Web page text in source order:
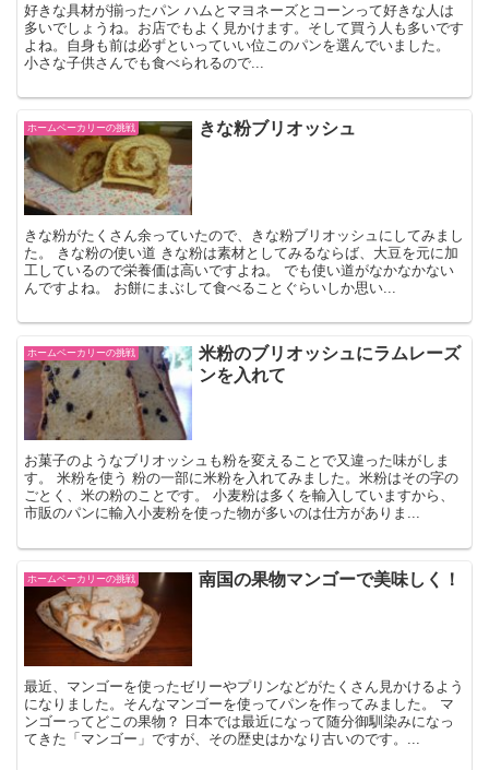
好きな具材が揃ったパン ハムとマヨネーズとコーンって好きな人は
多いでしょうね。お店でもよく見かけます。そして買う人も多いです
よね。自身も前は必ずといっていい位このパンを選んでいました。
小さな子供さんでも食べられるので...
ホームベーカリーの挑戦 きな粉ブリオッシュ
きな粉がたくさん余っていたので、きな粉ブリオッシュにしてみまし
た。 きな粉の使い道 きな粉は素材としてみるならば、大豆を元に加
工しているので栄養価は高いですよね。 でも使い道がなかなかない
んですよね。 お餅にまぶして食べることぐらいしか思い...
ホームベーカリーの挑戦
米粉のブリオッシュにラムレーズ
ンを入れて
お菓子のようなブリオッシュも粉を変えることで又違った味がしま
す。 米粉を使う 粉の一部に米粉を入れてみました。米粉はその字の
ごとく、米の粉のことです。 小麦粉は多くを輸入していますから、
市販のパンに輸入小麦粉を使った物が多いのは仕方がありま...
ホームベーカリーの挑戦 南国の果物マンゴーで美味しく！
最近、マンゴーを使ったゼリーやプリンなどがたくさん見かけるよう
になりました。そんなマンゴーを使ってパンを作ってみました。 マ
ンゴーってどこの果物？ 日本では最近になって随分御馴染みになっ
てきた「マンゴー」ですが、その歴史はかなり古いのです。...